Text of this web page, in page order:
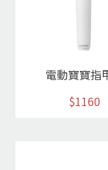
電動寶寶指
$1160